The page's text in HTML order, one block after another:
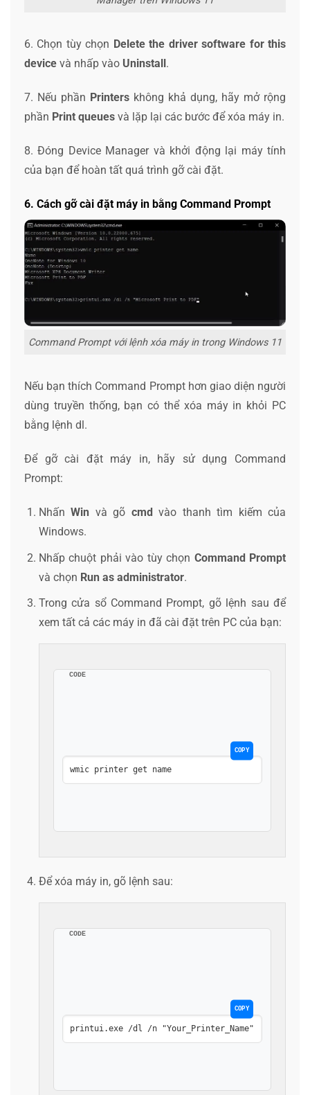
6. Chọn tùy chọn Delete the driver software for this
device và nhấp vào Uninstall .
7. Nếu phần Printers không khả dụng, hãy mở rộng
phần Print queues và lặp lại các bước để xóa máy in.
8. Đóng Device Manager và khởi động lại máy tính
của bạn để hoàn tất quá trình gỡ cài đặt.
6. Cách gỡ cài đặt máy in bằng Command Prompt
Command Prompt với lệnh xóa máy in trong Windows 11
Nếu bạn thích Command Prompt hơn giao diện người
dùng truyền thống, bạn có thể xóa máy in khỏi PC
bằng lệnh dl.
Để gỡ cài đặt máy in, hãy sử dụng Command
Prompt:
NhấnWin và gõ cmd vào thanh tìm kiếm của
Windows.
Nhấp chuột phải vào tùy chọn Command Prompt
và chọn Run as administrator.
Trong cửa sổ Command Prompt, gõ lệnh sau để
xem tất cả các máy in đã cài đặt trên PC của bạn:
CODE
COPY
wmic printer get name
Để xóa máy in, gõ lệnh sau:
CODE
COPY